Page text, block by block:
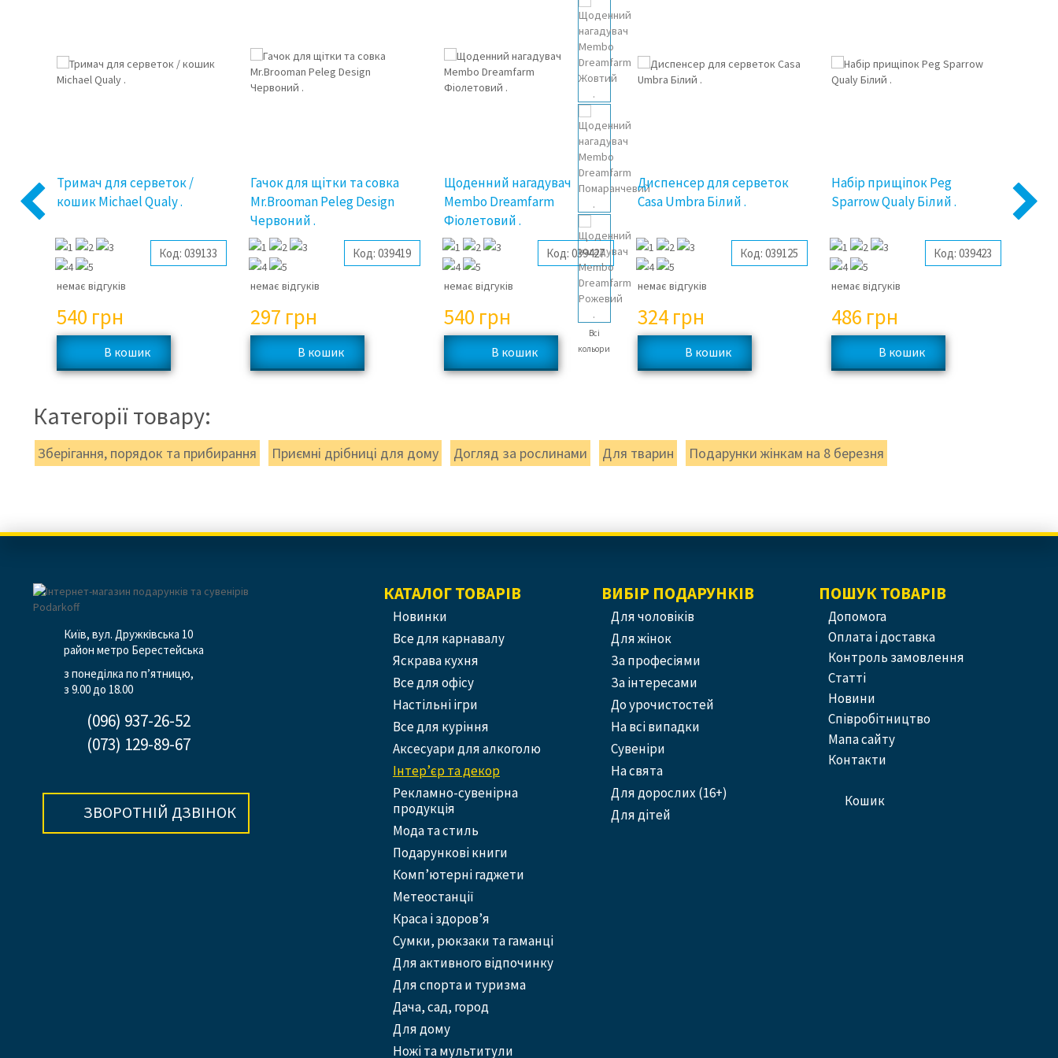
Previous
Тримач для серветок /
кошик Michael Qualy .
немає відгуків
Код: 039133
540 грн
Гачок для щітки та совка
Mr.Brooman Peleg Design
Червоний .
немає відгуків
Код: 039419
297 грн
Всі
кольори
Щоденний нагадувач
Membo Dreamfarm
Фіолетовий .
немає відгуків
Код: 039427
540 грн
Диспенсер для серветок
Casa Umbra Білий .
немає відгуків
Код: 039125
324 грн
Набір прищіпок Peg
Sparrow Qualy Білий .
немає відгуків
Код: 039423
486 грн
Next
Категорії товару:
Зберігання, порядок та прибирання Приємні дрібниці для дому Догляд за рослинами Для тварин Подарунки жінкам на 8 березня
Київ, вул. Дружківська 10
район метро Берестейська
з понеділка по п’ятницю,
з 9.00 до 18.00
(096) 937-26-52
(073) 129-89-67
ЗВОРОТНІЙ ДЗВІНОК
КАТАЛОГ ТОВАРІВ
Новинки
Все для карнавалу
Яскрава кухня
Все для офісу
Настільні ігри
Все для куріння
Аксесуари для алкоголю
Інтер’єр та декор
Рекламно-сувенірна
продукція
Мода та стиль
Подарункові книги
Комп’ютерні гаджети
Метеостанції
Краса і здоров’я
Сумки, рюкзаки та гаманці
Для активного відпочинку
Для спорта и туризма
Дача, сад, город
Для дому
Ножі та мультитули
ВИБІР ПОДАРУНКІВ
Для чоловіків
Для жінок
За професіями
За інтересами
До урочистостей
На всі випадки
Сувеніри
На свята
Для дорослих (16+)
Для дітей
ПОШУК ТОВАРІВ
допомога
оплата і доставка
контроль замовлення
статті
новини
співробітництво
Мапа сайту
контакти
кошик